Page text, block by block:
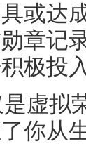
或达
章记
极投
虚拟
你从